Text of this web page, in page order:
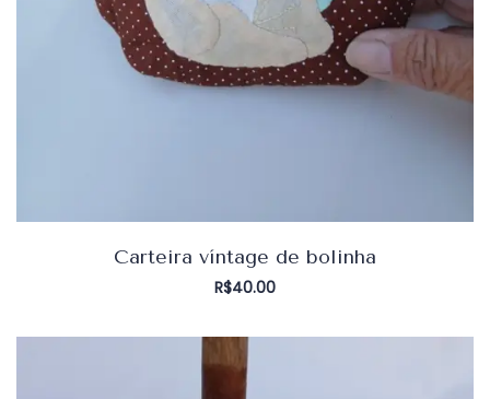
Carteira víntage de bolinha
R$40.00